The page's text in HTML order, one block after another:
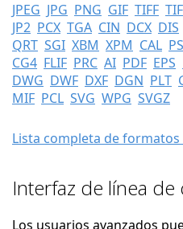
JPEG JPG PNG GIF TIFF TIF
JP2 PCX TGA CIN DCX DIS
QRT SGI XBM XPM CAL
CG4 FLIF PRC AI PDF EPS
DWG DWF DXF DGN PLT
MIF PCL SVG WPG SVGZ
Lista completa de
Interfaz de línea
Los usuarios avanzados